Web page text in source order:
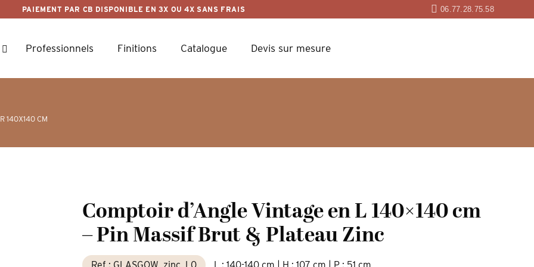
PAIEMENT PAR CB DISPONIBLE EN 3X OU 4X SANS FRAIS 06.77.28.75.58
Professionnels Finitions Catalogue Devis sur mesure
140X140 CM
Comptoir d’Angle Vintage en L 140×140 cm
– Pin Massif Brut & Plateau Zinc